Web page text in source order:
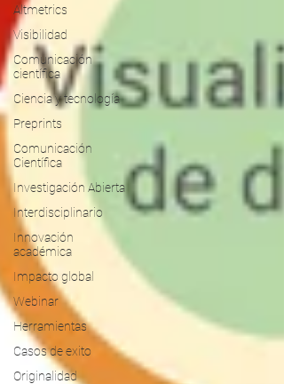
Altmetrics
Visibilidad
Comunicación
científica
Ciencia y tecnología
Preprints
Comunicación
Científica
Investigación Abierta
Interdisciplinario
Innovación
académica
Impacto global
Webinar
Herramientas
Casos de exito
Originalidad